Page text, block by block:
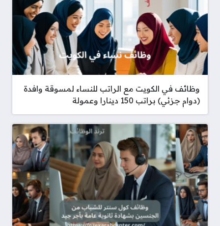
وظائف في الكويت مع الراتب للنساء لمسوقة وافدة
(دوام جزئي) براتب 150 دينارا وعمولة